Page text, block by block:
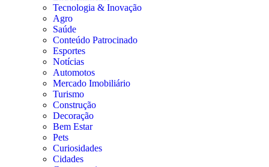
Tecnologia & Inovação
Agro
Saúde
Conteúdo Patrocinado
Esportes
Notícias
Automotos
Mercado Imobiliário
Turismo
Construção
Decoração
Bem Estar
Pets
Curiosidades
Cidades